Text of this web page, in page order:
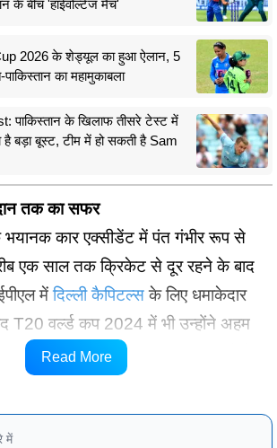
के बीच 'हाईवोल्टेज मैच'
2026 के शेड्यूल का हुआ ऐलान, 5
पाकिस्तान का महामुकाबला
पाकिस्तान के खिलाफ तीसरे टेस्ट में
बड़ा बूस्ट, टीम में हो सकती है Sam
तक का सफर
कार एक्सीडेंट में पंत गंभीर रूप से
एक साल तक क्रिकेट से दूर रहने के बाद
मेंदिल्ली कैपिटल्सके लिए धमाकेदार
T20 वर्ल्ड कप 2024 में भी उन्होंने अहम
इंडिया को 17 साल बाद खिताब जिताने में
Read More
में